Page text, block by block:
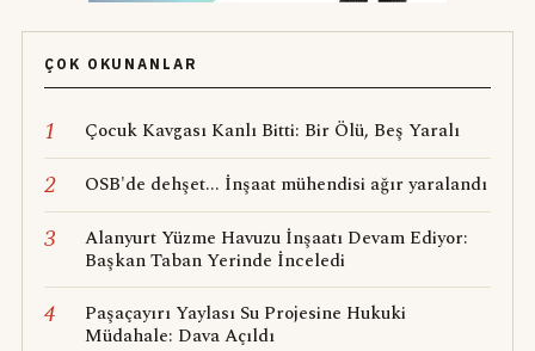
ÇOK OKUNANLAR
1 Çocuk Kavgası Kanlı Bitti: Bir Ölü, Beş Yaralı
2 OSB'de dehşet... İnşaat mühendisi ağır yaralandı
3
Alanyurt Yüzme Havuzu İnşaatı Devam Ediyor:
Başkan Taban Yerinde İnceledi
4
Paşaçayırı Yaylası Su Projesine Hukuki
Müdahale: Dava Açıldı